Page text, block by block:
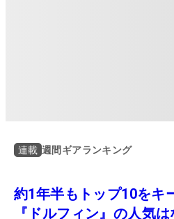
連載 週間ギアランキング
約1年半もトップ10を
『ドルフィン』の人気